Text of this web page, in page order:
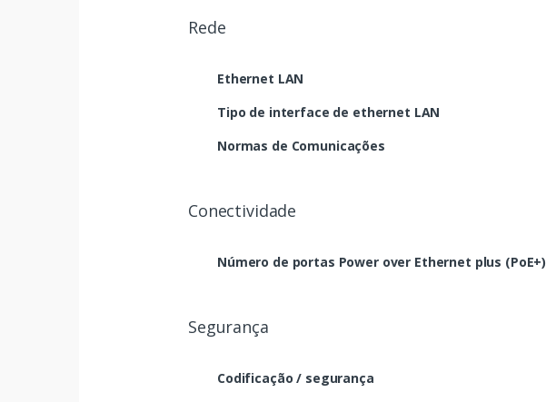
Rede
Ethernet LAN
Tipo de interface de ethernet LAN
Normas de Comunicações
Conectividade
Número de portas Power over Ethernet plus (PoE+)
Segurança
Codificação / segurança